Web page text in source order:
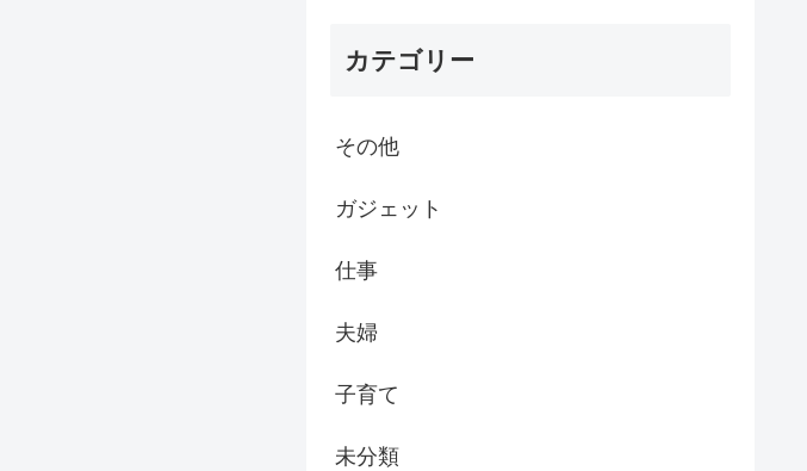
カテゴリー
その他
ガジェット
仕事
夫婦
子育て
未分類